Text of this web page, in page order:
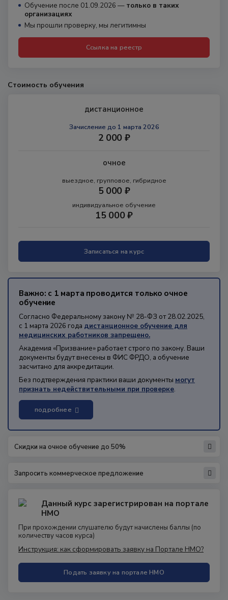
Обучение после 01.09.2026 — только в таких
организациях
Мы прошли проверку, мы легитимны
Ссылка на реестр
Стоимость обучения
дистанционное
Зачисление до 1 марта 2026
2 000 ₽
очное
выездное, групповое, гибридное
5 000 ₽
индивидуальное обучение
15 000 ₽
Записаться на курс
Важно: с 1 марта проводится только очное
обучение
Согласно Федеральному закону № 28-ФЗ от 28.02.2025,
с 1 марта 2026 года дистанционное обучение для
медицинских работников запрещено.
Академия «Призвание» работает строго по закону. Ваши
документы будут внесены в ФИС ФРДО, а обучение
засчитано для аккредитации.
Без подтверждения практики ваши документы могут
признать недействительными при проверке.
подробнее
Скидки на очное обучение до 50%
Запросить коммерческое предложение
Данный курс зарегистрирован на портале
НМО
При прохождении слушателю будут начислены баллы (по
количеству часов курса)
Инструкция: как сформировать заявку на Портале НМО?
Подать заявку на портале НМО